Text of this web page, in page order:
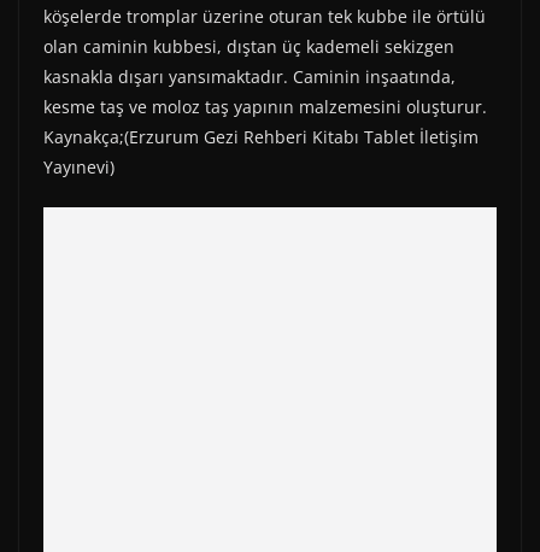
köşelerde tromplar üzerine oturan tek kubbe ile örtülü
olan caminin kubbesi, dıştan üç kademeli sekizgen
kasnakla dışarı yansımaktadır. Caminin inşaatında,
kesme taş ve moloz taş yapının malzemesini oluşturur.
Kaynakça;(Erzurum Gezi Rehberi Kitabı Tablet İletişim
Yayınevi)